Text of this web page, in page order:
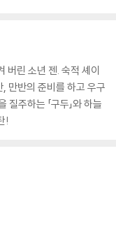
버린 소년 젠. 숙적 셰이
, 만반의 준비를 하고 우구
주하는 「구두」와 하늘
!